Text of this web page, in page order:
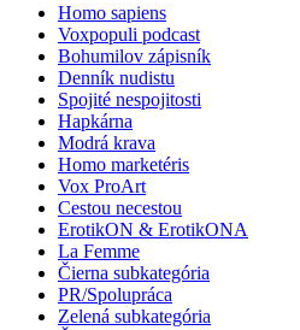
Homo sapiens
Voxpopuli podcast
Bohumilov zápisník
Denník nudistu
Spojité nespojitosti
Hapkárna
Modrá krava
Homo marketéris
Vox ProArt
Cestou necestou
ErotikON & ErotikONA
La Femme
Čierna subkategória
PR/Spolupráca
Zelená subkategória